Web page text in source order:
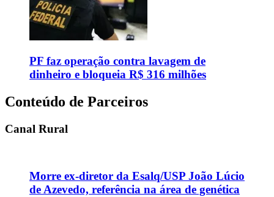
PF faz operação contra lavagem de
dinheiro e bloqueia R$ 316 milhões
Conteúdo de Parceiros
Canal Rural
Morre ex-diretor da Esalq/USP João Lúcio
de Azevedo, referência na área de genética